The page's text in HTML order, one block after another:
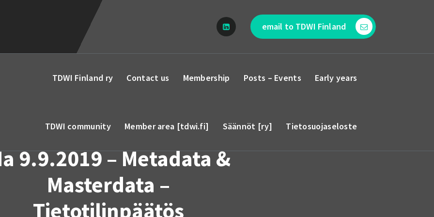
email to TDWI Finland
TDWI Finland ry Contact us Membership Posts – Events Early years
TDWI community Member area [tdwi.fi] Säännöt [ry] Tietosuojaseloste
9.9.2019 – Metadata &
Masterdata –
Tietotilinpäätös